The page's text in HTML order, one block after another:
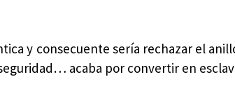
y consecuente sería rechazar el
acaba por convertir en